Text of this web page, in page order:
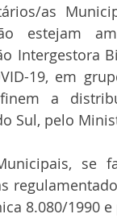
as
estejam
Intergestora
19, em
a
Sul, pelo
se
8.080/1990